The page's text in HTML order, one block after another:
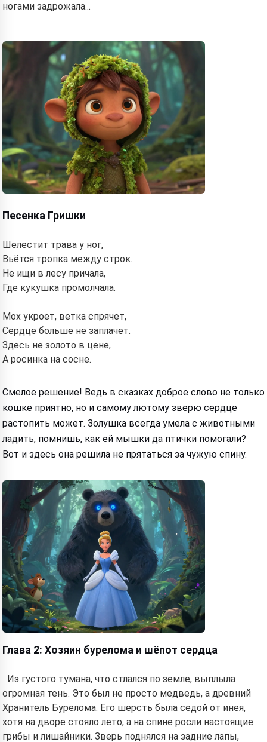
ногами задрожала...
Песенка Гришки
Шелестит трава у ног,
Вьётся тропка между строк.
Не ищи в лесу причала,
Где кукушка промолчала.
Мох укроет, ветка спрячет,
Сердце больше не заплачет.
Здесь не золото в цене,
А росинка на сосне.
Смелое решение! Ведь в сказках доброе слово не только
кошке приятно, но и самому лютому зверю сердце
растопить может. Золушка всегда умела с животными
ладить, помнишь, как ей мышки да птички помогали?
Вот и здесь она решила не прятаться за чужую спину.
Глава 2: Хозяин бурелома и шёпот сердца
Из густого тумана, что стлался по земле, выплыла
огромная тень. Это был не просто медведь, а древний
Хранитель Бурелома. Его шерсть была седой от инея,
хотя на дворе стояло лето, а на спине росли настоящие
грибы и лишайники. Зверь поднялся на задние лапы,